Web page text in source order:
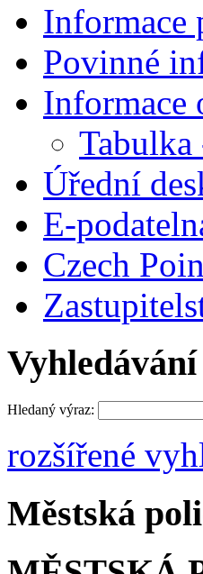
Informace
Povinné
Informace
Tabulka
Úřední
E-
Czech
Vyhledávání
Hledaný výraz:
rozšířené
Městská